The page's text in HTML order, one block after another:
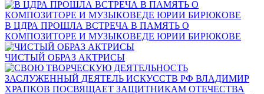
В ЦДРА ПРОШЛА ВСТРЕЧА В ПАМЯТЬ О
КОМПОЗИТОРЕ И МУЗЫКОВЕДЕ ЮРИИ БИРЮКОВЕ
ЧИСТЫЙ ОБРАЗ АКТРИСЫ